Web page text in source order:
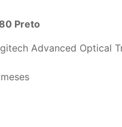
Preto
Advanced Optical